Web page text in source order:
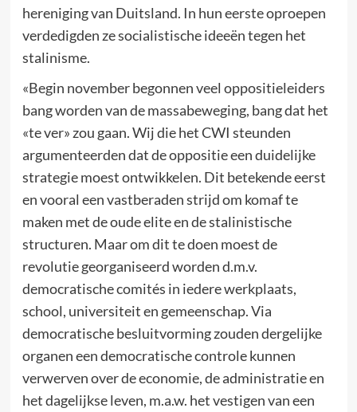
hereniging van Duitsland. In hun eerste oproepen
verdedigden ze socialistische ideeën tegen het
stalinisme.
«Begin november begonnen veel oppositieleiders
bang worden van de massabeweging, bang dat het
«te ver» zou gaan. Wij die het CWI steunden
argumenteerden dat de oppositie een duidelijke
strategie moest ontwikkelen. Dit betekende eerst
en vooral een vastberaden strijd om komaf te
maken met de oude elite en de stalinistische
structuren. Maar om dit te doen moest de
revolutie georganiseerd worden d.m.v.
democratische comités in iedere werkplaats,
school, universiteit en gemeenschap. Via
democratische besluitvorming zouden dergelijke
organen een democratische controle kunnen
verwerven over de economie, de administratie en
het dagelijkse leven, m.a.w. het vestigen van een